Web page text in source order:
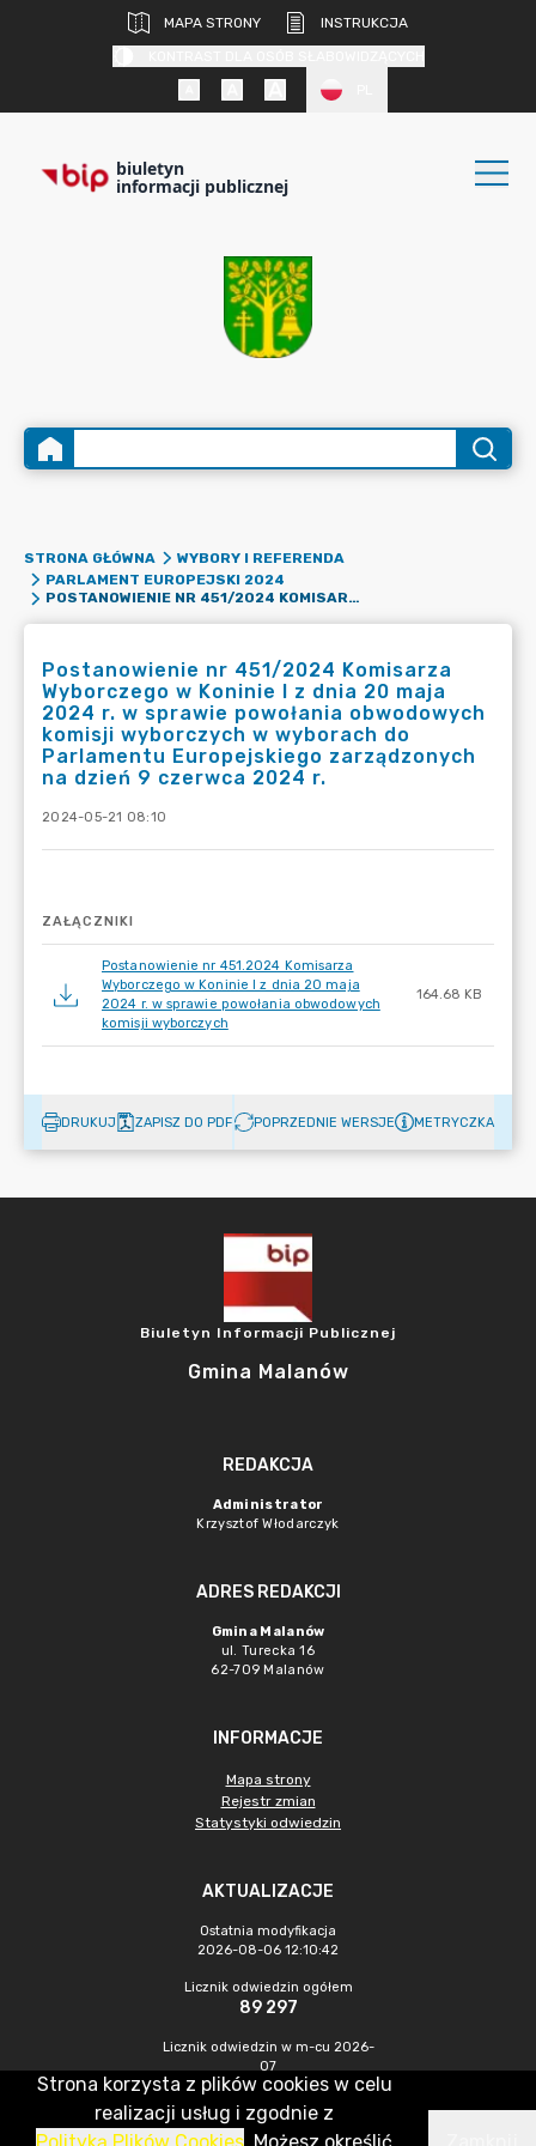
MAPA STRONY
INSTRUKCJA
biuletyn
informacji publicznej
STRONA GŁÓWNA
WYBORY I REFERENDA
PARLAMENT EUROPEJSKI 2024
POSTANOWIENIE NR 451/2024 KOMISARZA WYBORCZEGO W KONINIE I Z DNIA 20 MAJA 2024 R. W SPRAWIE POWOŁANIA OBWODOWYCH KOMISJI WYBORCZYCH W WYBORACH DO PARLAMENTU EUROPEJSKIEGO ZARZĄDZONYCH NA DZIEŃ 9 CZERWCA 2024 R.
Postanowienie nr 451/2024 Komisarza
Wyborczego w Koninie I z dnia 20 maja
2024 r. w sprawie powołania obwodowych
komisji wyborczych w wyborach do
Parlamentu Europejskiego zarządzonych
na dzień 9 czerwca 2024 r.
2024-05-21 08:10
ZAŁĄCZNIKI
Postanowienie nr 451.2024 Komisarza
Wyborczego w Koninie I z dnia 20 maja
2024 r. w sprawie powołania obwodowych
komisji wyborczych
164.68 KB
DRUKUJ ZAPISZ DO PDF POPRZEDNIE WERSJE METRYCZKA
Biuletyn Informacji Publicznej
Gmina Malanów
REDAKCJA
Administrator
Krzysztof Włodarczyk
ADRES REDAKCJI
Gmina Malanów
ul. Turecka 16
62-709 Malanów
INFORMACJE
Mapa strony
Rejestr zmian
Statystyki odwiedzin
AKTUALIZACJE
Ostatnia modyfikacja
2026-08-06 12:10:42
Licznik odwiedzin ogółem
89 297
Licznik odwiedzin w m-cu 2026-
07
518
CMS & Hosting: Nefeni Sp. z o.o.
Strona korzysta z plików cookies w celu
realizacji usług i zgodnie z